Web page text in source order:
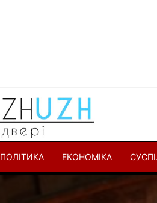
ПОЛІТИКА ЕКОНОМІКА